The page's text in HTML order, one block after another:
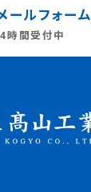
ールフォーム
時間受付中